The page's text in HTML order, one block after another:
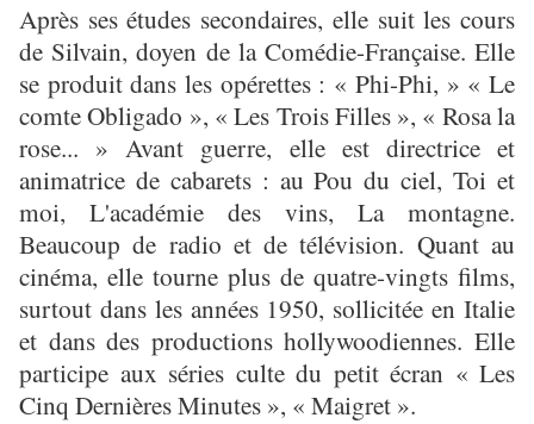
Après ses études secondaires, elle suit les cours
de Silvain, doyen de la Comédie-Française. Elle
se produit dans les opérettes : « Phi-Phi, » « Le
comte Obligado », « Les Trois Filles », « Rosa la
rose... » Avant guerre, elle est directrice et
animatrice de cabarets : au Pou du ciel, Toi et
moi, L'académie des vins, La montagne.
Beaucoup de radio et de télévision. Quant au
cinéma, elle tourne plus de quatre-vingts films,
surtout dans les années 1950, sollicitée en Italie
et dans des productions hollywoodiennes. Elle
participe aux séries culte du petit écran « Les
Cinq Dernières Minutes », « Maigret ».